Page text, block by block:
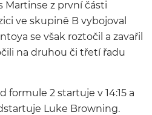
Martinse z první části
ve skupině B vybojoval
se však roztočil a zavařil
na druhou či třetí řadu
formule 2 startuje v 14:15 a
Luke Browning.